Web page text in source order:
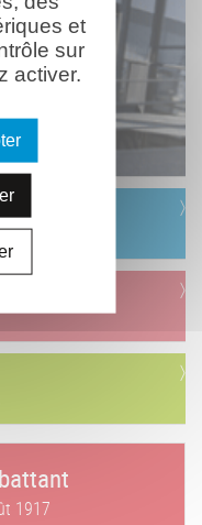
1917
et
sur
activer.